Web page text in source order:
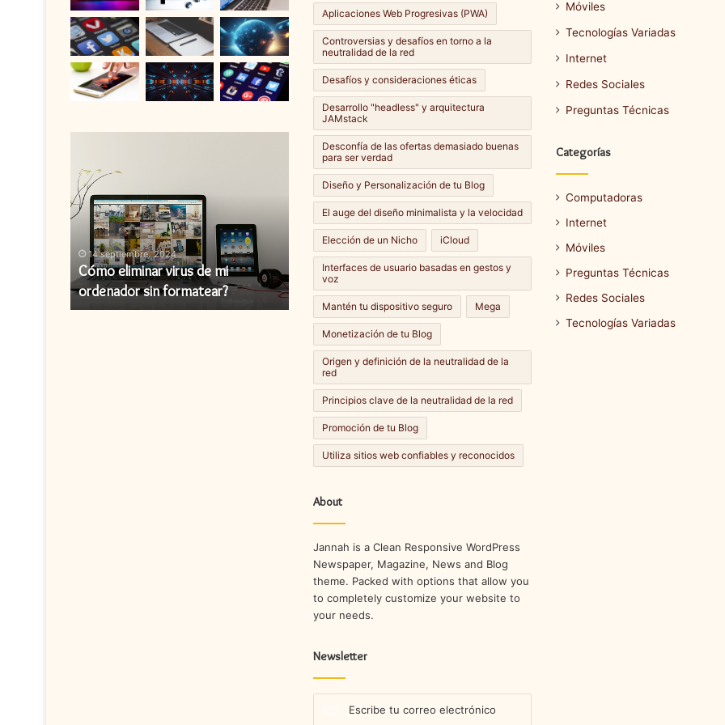
virus
de
mi
ordenador
formatear?
14 septiembre، 2024
Cómo eliminar virus de mi
ordenador sin formatear?
Cómo
instalar
actualización
firmware?
14 septiembre، 2024
Cómo instalar una actualización de
firmware?
Cómo
una
de
pantalla
diferentes
dispositivos?
Cómo hacer una captura de
pantalla en diferentes
dispositivos?
Aplicaciones Web Progresivas (PWA)
Controversias y desafíos en torno a la
neutralidad de la red
Desafíos y consideraciones éticas
Desarrollo "headless" y arquitectura
JAMstack
Desconfía de las ofertas demasiado buenas
para ser verdad
Diseño y Personalización de tu Blog
El auge del diseño minimalista y la velocidad
Elección de un Nicho iCloud
Interfaces de usuario basadas en gestos y
voz
Mantén tu dispositivo seguro Mega
Monetización de tu Blog
Origen y definición de la neutralidad de la
red
Principios clave de la neutralidad de la red
Promoción de tu Blog
Utiliza sitios web confiables y reconocidos
About
Jannah is a Clean Responsive WordPress
Newspaper, Magazine, News and Blog
theme. Packed with options that allow you
to completely customize your website to
your needs.
Newsletter
Móviles
Tecnologías Variadas
Internet
Redes Sociales
Preguntas Técnicas
Categorías
Computadoras
Internet
Móviles
Preguntas Técnicas
Redes Sociales
Tecnologías Variadas